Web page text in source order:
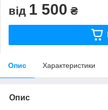
від 1 500 ₴
Опис Характеристики
Опис